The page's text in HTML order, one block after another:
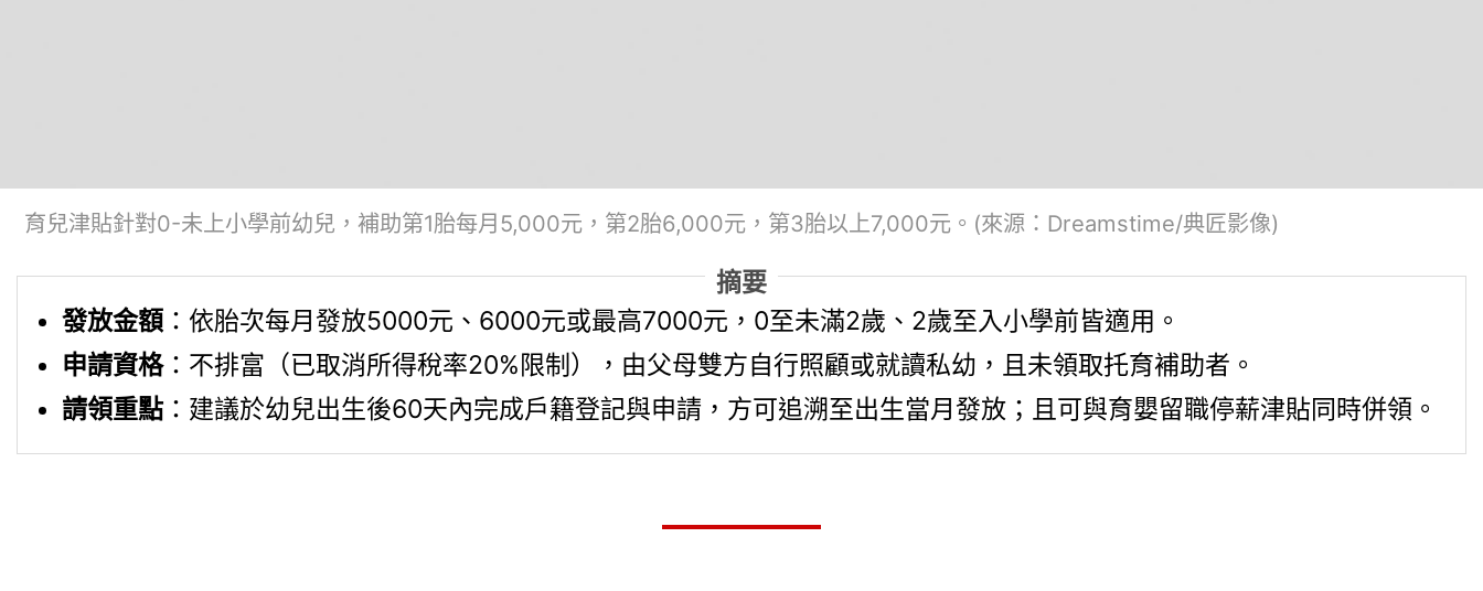
育兒津貼針對0-未上小學前幼兒，補助第1胎每月5,000元，第2胎6,000元，第3胎以上7,000元。(來源：Dreamstime/典匠影像)
摘要
發放金額 ：依胎次每月發放5000元、6000元或最高7000元，0至未滿2歲、2歲至入小學前皆適用。
申請資格：不排富（已取消所得稅率20%限制），由父母雙方自行照顧或就讀私幼，且未領取托育補助者。
請領重點 ：建議於幼兒出生後60天內完成戶籍登記與申請，方可追溯至出生當月發放；且可與育嬰留職停薪津貼同時併領。